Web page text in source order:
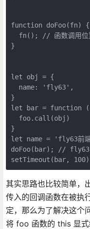
function doFoo(fn) {
fn(); // 函数调用位
}
let obj = {
  name: 'fly63',
}
let bar = function
  foo.call(obj)
}
let name = 'fly63前
doFoo(bar); // fly63
其实思路也比较简单，
传入的回调函数在被执
定，那么为了解决这个
将 foo 函数的 this 显式